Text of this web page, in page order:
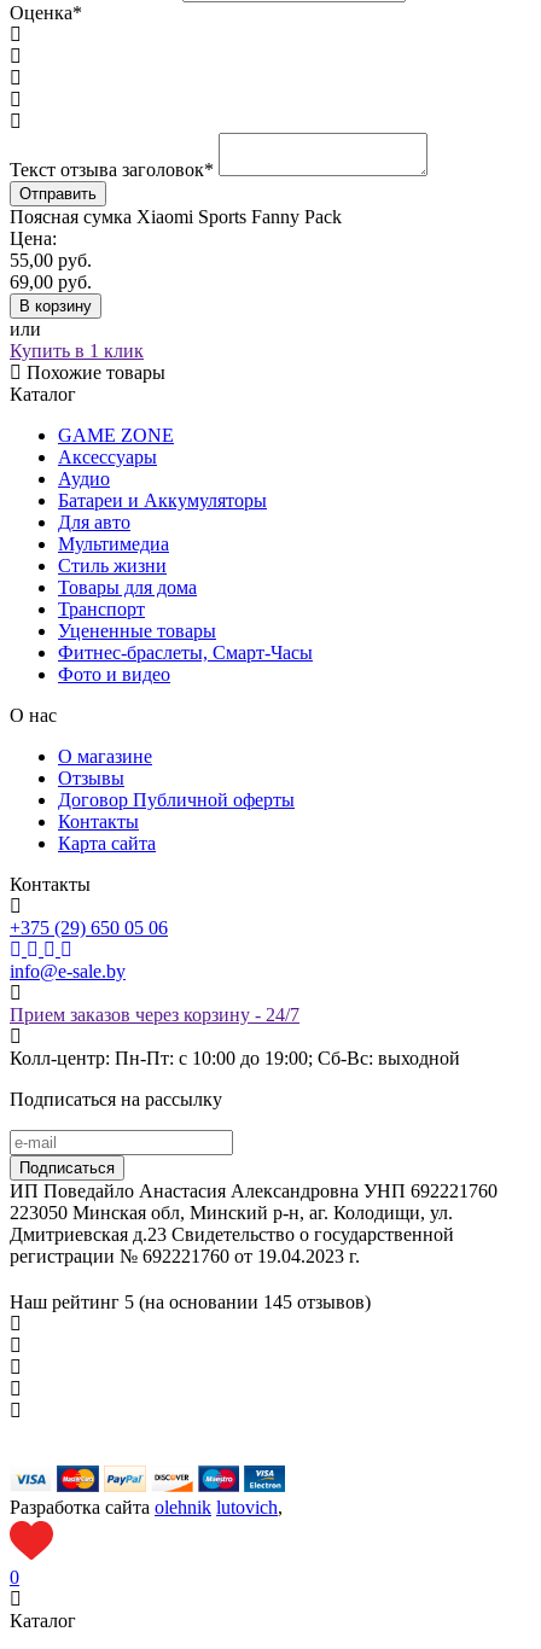
Оценка*
Текст отзыва заголовок*
Поясная сумка Xiaomi Sports Fanny Pack
Цена:
55,00 руб.
69,00 руб.
В корзину
или
Купить в 1 клик
Похожие товары
Каталог
GAME ZONE
Аксессуары
Аудио
Батареи и Аккумуляторы
Для авто
Мультимедиа
Стиль жизни
Товары для дома
Транспорт
Уцененные товары
Фитнес-браслеты, Смарт-Часы
Фото и видео
О нас
О магазине
Отзывы
Договор Публичной оферты
Контакты
Карта сайта
Контакты
+375 (29) 650 05 06
info@e-sale.by
Прием заказов через корзину - 24/7
Колл-центр: Пн-Пт: с 10:00 до 19:00; Сб-Вс: выходной
Подписаться на рассылку
ИП Поведайло Анастасия Александровна УНП 692221760
223050 Минская обл, Минский р-н, аг. Колодищи, ул.
Дмитриевская д.23 Свидетельство о государственной
регистрации № 692221760 от 19.04.2023 г.
Наш рейтинг 5 (на основании 145 отзывов)
Разработка сайта olehnik lutovich,
0
Каталог